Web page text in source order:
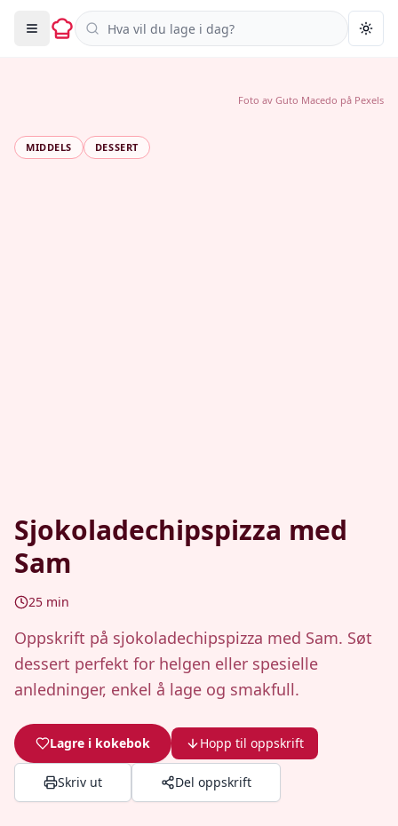
Søk i oppskrifter
MIDDELS DESSERT
Sjokoladechipspizza med
Sam
25 min
Oppskrift på sjokoladechipspizza med Sam. Søt
dessert perfekt for helgen eller spesielle
anledninger, enkel å lage og smakfull.
Lagre i kokebok Hopp til oppskrift
Skriv ut Del oppskrift
Foto av Guto Macedo på Pexels